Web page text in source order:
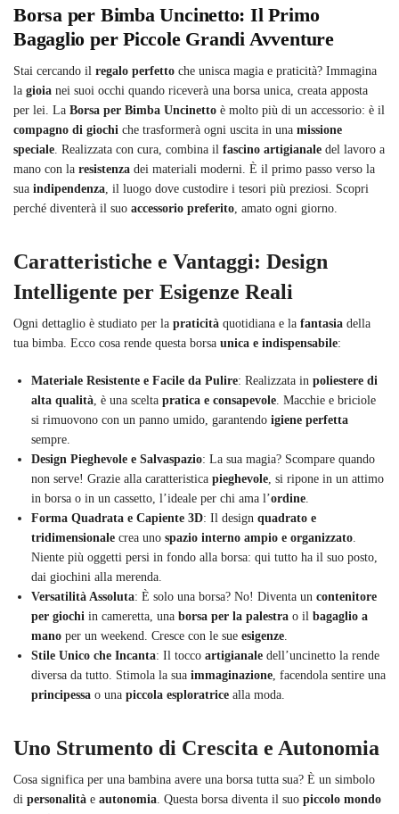
Borsa per Bimba Uncinetto: Il Primo
Bagaglio per Piccole Grandi Avventure
Stai cercando il regalo perfetto che unisca magia e praticità? Immagina
la gioia nei suoi occhi quando riceverà una borsa unica, creata apposta
per lei. La Borsa per Bimba Uncinetto è molto più di un accessorio: è il
compagno di giochi che trasformerà ogni uscita in una missione
speciale. Realizzata con cura, combina il fascino artigianale del lavoro a
mano con la resistenza dei materiali moderni. È il primo passo verso la
sua indipendenza, il luogo dove custodire i tesori più preziosi. Scopri
perché diventerà il suo accessorio preferito, amato ogni giorno.
Caratteristiche e Vantaggi: Design
Intelligente per Esigenze Reali
Ogni dettaglio è studiato per la praticità quotidiana e la fantasia della
tua bimba. Ecco cosa rende questa borsa unica e indispensabile:
Materiale Resistente e Facile da Pulire: Realizzata in poliestere di
alta qualità , è una scelta pratica e consapevole . Macchie e briciole
si rimuovono con un panno umido, garantendo igiene perfetta
sempre.
Design Pieghevole e Salvaspazio: La sua magia? Scompare quando
non serve! Grazie alla caratteristica pieghevole , si ripone in un attimo
in borsa o in un cassetto, l’ideale per chi ama l’ordine
Forma Quadrata e Capiente 3D: Il design quadrato e
tridimensionale crea uno spazio interno ampio e organizzato
Niente più oggetti persi in fondo alla borsa: qui tutto ha il suo posto,
dai giochini alla merenda.
Versatilità Assoluta: È solo una borsa? No! Diventa un contenitore
per giochi in cameretta, una borsa per la palestra o il bagaglio a
mano per un weekend. Cresce con le sue esigenze
Stile Unico che Incanta: Il tocco artigianale dell’uncinetto la rende
diversa da tutto. Stimola la sua immaginazione , facendola sentire una
principessa o una piccola esploratrice alla moda.
Uno Strumento di Crescita e Autonomia
Cosa significa per una bambina avere una borsa tutta sua? È un simbolo
di personalità e autonomia . Questa borsa diventa il suo piccolo mondo